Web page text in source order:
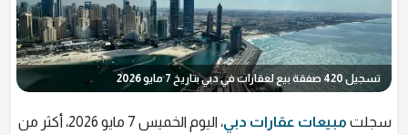
تسجيل 420 صفقة بيع لعقارات في دبي بتاريخ 7 مايو 2026
سجلت مبيعات عقارات دبي
، اليوم الخميس 7 مايو 2026، أكثر من